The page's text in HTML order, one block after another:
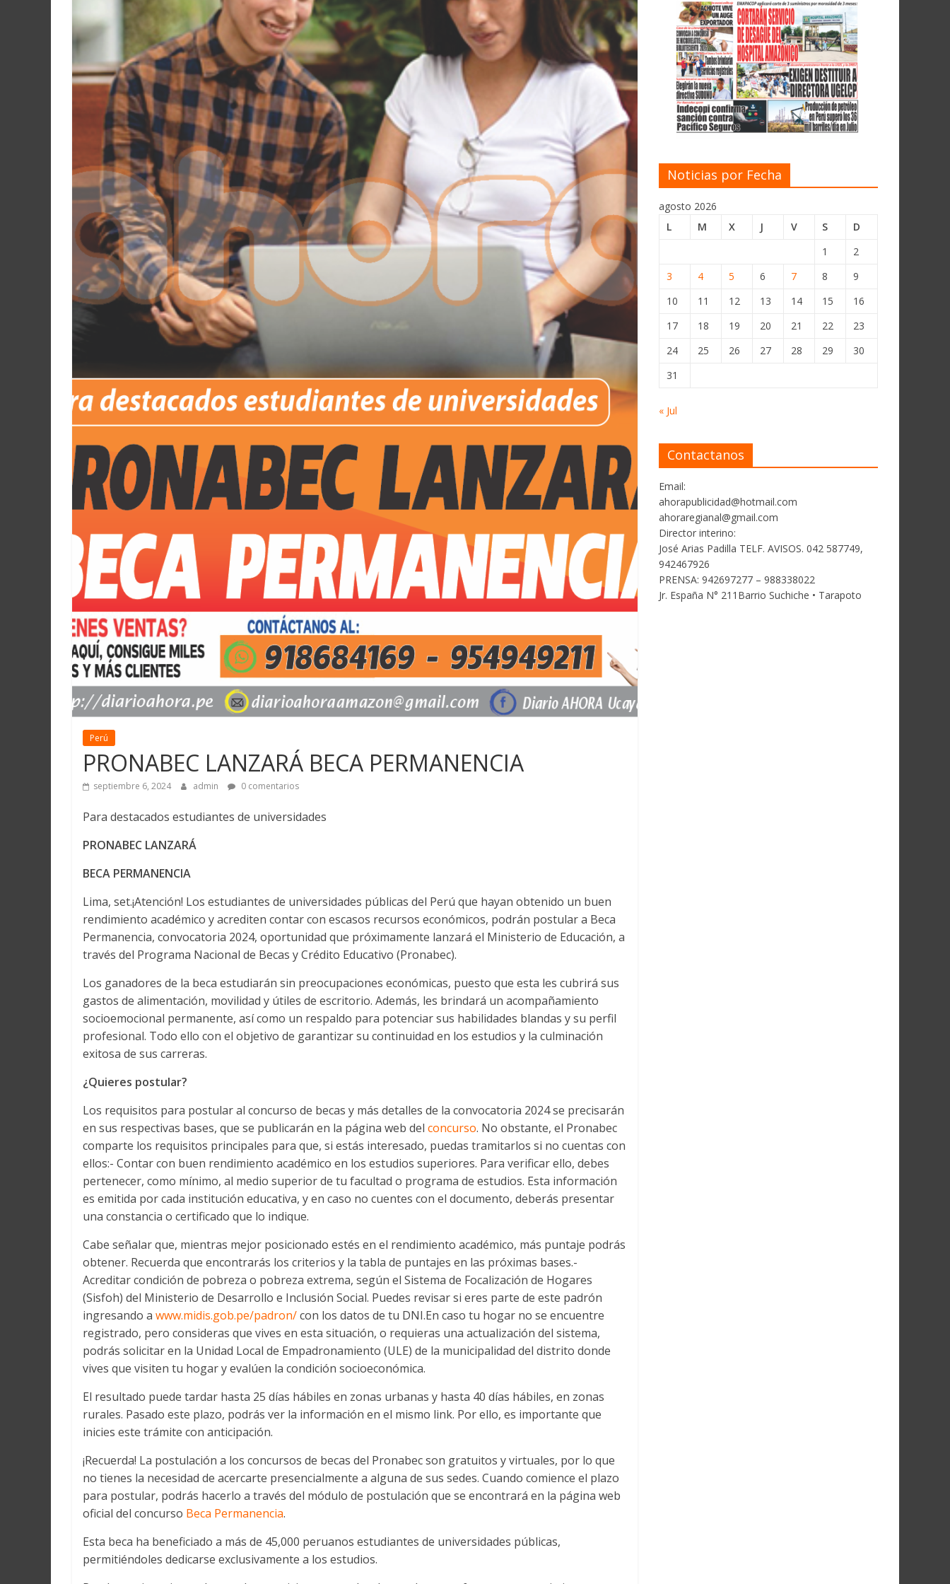
y
Loreto
Perú
PRONABEC LANZARÁ BECA PERMANENCIA
septiembre 6, 2024 admin 0 comentarios
Para destacados estudiantes de universidades
PRONABEC LANZARÁ
BECA PERMANENCIA
Lima, set.¡Atención! Los estudiantes de universidades públicas del Perú que hayan obtenido un buen
rendimiento académico y acrediten contar con escasos recursos económicos, podrán postular a Beca
Permanencia, convocatoria 2024, oportunidad que próximamente lanzará el Ministerio de Educación, a
través del Programa Nacional de Becas y Crédito Educativo (Pronabec).
Los ganadores de la beca estudiarán sin preocupaciones económicas, puesto que esta les cubrirá sus
gastos de alimentación, movilidad y útiles de escritorio. Además, les brindará un acompañamiento
socioemocional permanente, así como un respaldo para potenciar sus habilidades blandas y su perfil
profesional. Todo ello con el objetivo de garantizar su continuidad en los estudios y la culminación
exitosa de sus carreras.
¿Quieres postular?
Los requisitos para postular al concurso de becas y más detalles de la convocatoria 2024 se precisarán
en sus respectivas bases, que se publicarán en la página web del concurso. No obstante, el Pronabec
comparte los requisitos principales para que, si estás interesado, puedas tramitarlos si no cuentas con
ellos:- Contar con buen rendimiento académico en los estudios superiores. Para verificar ello, debes
pertenecer, como mínimo, al medio superior de tu facultad o programa de estudios. Esta información
es emitida por cada institución educativa, y en caso no cuentes con el documento, deberás presentar
una constancia o certificado que lo indique.
Cabe señalar que, mientras mejor posicionado estés en el rendimiento académico, más puntaje podrás
obtener. Recuerda que encontrarás los criterios y la tabla de puntajes en las próximas bases.-
Acreditar condición de pobreza o pobreza extrema, según el Sistema de Focalización de Hogares
(Sisfoh) del Ministerio de Desarrollo e Inclusión Social. Puedes revisar si eres parte de este padrón
ingresando a www.midis.gob.pe/padron/con los datos de tu DNI.En caso tu hogar no se encuentre
registrado, pero consideras que vives en esta situación, o requieras una actualización del sistema,
podrás solicitar en la Unidad Local de Empadronamiento (ULE) de la municipalidad del distrito donde
vives que visiten tu hogar y evalúen la condición socioeconómica.
El resultado puede tardar hasta 25 días hábiles en zonas urbanas y hasta 40 días hábiles, en zonas
rurales. Pasado este plazo, podrás ver la información en el mismo link. Por ello, es importante que
inicies este trámite con anticipación.
¡Recuerda! La postulación a los concursos de becas del Pronabec son gratuitos y virtuales, por lo que
no tienes la necesidad de acercarte presencialmente a alguna de sus sedes. Cuando comience el plazo
para postular, podrás hacerlo a través del módulo de postulación que se encontrará en la página web
oficial del concurso Beca Permanencia.
Esta beca ha beneficiado a más de 45,000 peruanos estudiantes de universidades públicas,
permitiéndoles dedicarse exclusivamente a los estudios.
Noticias por Fecha
agosto 2026
L
M X J V S
D
1
2
3
4 5 6 7 8
9
10
11 12 13 14 15
16
17
18 19 20 21 22
23
24
25 26 27 28 29
30
31
« Jul
Contactanos
Email:
ahorapublicidad@hotmail.com
ahoraregianal@gmail.com
Director interino:
José Arias Padilla TELF. AVISOS. 042 587749,
942467926
PRENSA: 942697277 – 988338022
Jr. España N° 211Barrio Suchiche • Tarapoto